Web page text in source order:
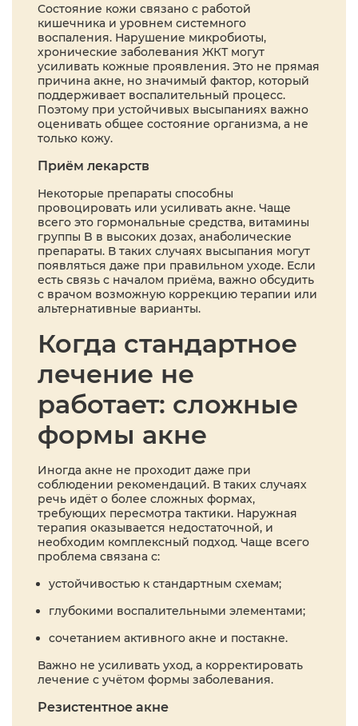
Состояние кожи связано с работой
кишечника и уровнем системного
воспаления. Нарушение микробиоты,
хронические заболевания ЖКТ могут
усиливать кожные проявления. Это не прямая
причина акне, но значимый фактор, который
поддерживает воспалительный процесс.
Поэтому при устойчивых высыпаниях важно
оценивать общее состояние организма, а не
только кожу.
Приём лекарств
Некоторые препараты способны
провоцировать или усиливать акне. Чаще
всего это гормональные средства, витамины
группы B в высоких дозах, анаболические
препараты. В таких случаях высыпания могут
появляться даже при правильном уходе. Если
есть связь с началом приёма, важно обсудить
с врачом возможную коррекцию терапии или
альтернативные варианты.
Когда стандартное
лечение не
работает: сложные
формы акне
Иногда акне не проходит даже при
соблюдении рекомендаций. В таких случаях
речь идёт о более сложных формах,
требующих пересмотра тактики. Наружная
терапия оказывается недостаточной, и
необходим комплексный подход. Чаще всего
проблема связана с:
устойчивостью к стандартным схемам;
глубокими воспалительными элементами;
сочетанием активного акне и постакне.
Важно не усиливать уход, а корректировать
лечение с учётом формы заболевания.
Резистентное акне